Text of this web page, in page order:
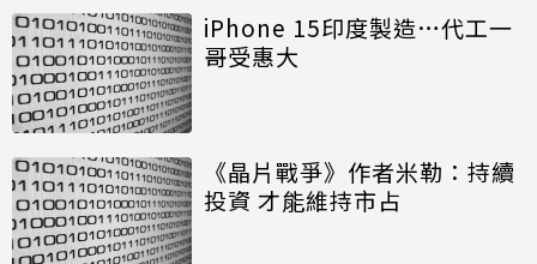
iPhone 15印度製造…代工一
哥受惠大
《晶片戰爭》作者米勒：持續
投資 才能維持市占